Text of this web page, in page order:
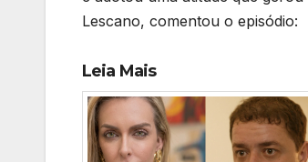
Lescano, comentou o episódio:
Leia Mais